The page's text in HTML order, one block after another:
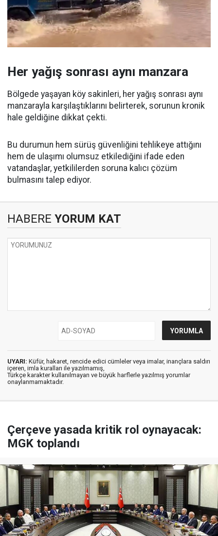
Her yağış sonrası aynı manzara
Bölgede yaşayan köy sakinleri, her yağış sonrası aynı
manzarayla karşılaştıklarını belirterek, sorunun kronik
hale geldiğine dikkat çekti.
Bu durumun hem sürüş güvenliğini tehlikeye attığını
hem de ulaşımı olumsuz etkilediğini ifade eden
vatandaşlar, yetkililerden soruna kalıcı çözüm
bulmasını talep ediyor.
HABERE YORUM KAT
UYARI: Küfür, hakaret, rencide edici cümleler veya imalar, inançlara saldırı
içeren, imla kuralları ile yazılmamış,
Türkçe karakter kullanılmayan ve büyük harflerle yazılmış yorumlar
onaylanmamaktadır.
Çerçeve yasada kritik rol oynayacak:
MGK toplandı